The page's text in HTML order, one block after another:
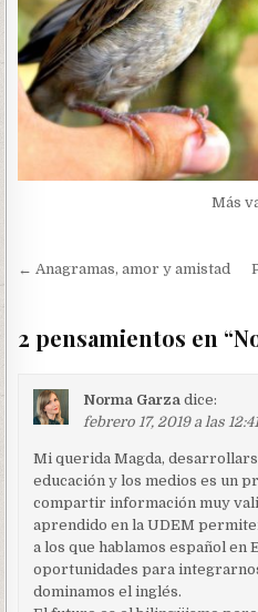
Más
Navegación
entradas
← Anagramas, amor y amistad
2 pensamientos en “
Norma Garza dice:
febrero 17, 2019 a las
Mi querida Magda,
educación y los medios es un
compartir información muy
aprendido en la UDEM
a los que hablamos español en
oportunidades para
dominamos el inglés.